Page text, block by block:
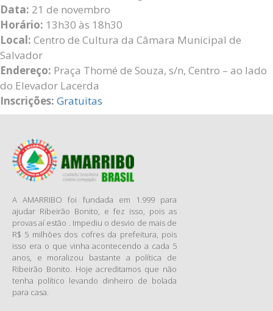
Data: 21 de novembro
Horário: 13h30 às 18h30
Local: Centro de Cultura da Câmara Municipal de
Salvador
Endereço: Praça Thomé de Souza, s/n, Centro – ao lado
do Elevador Lacerda
Inscrições: Gratuitas
A AMARRIBO foi fundada em 1.999 para
ajudar Ribeirão Bonito, e fez isso, pois as
provas aí estão . Impediu o desvio de mais de
R$ 5 milhões dos cofres da prefeitura, pois
isso era o que vinha acontecendo a cada 5
anos, e moralizou bastante a política de
Ribeirão Bonito. Hoje acreditamos que não
tenha político levando dinheiro de bolada
para casa.